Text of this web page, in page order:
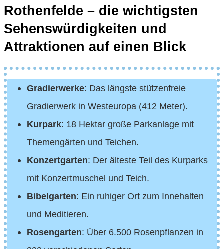
Rothenfelde – die wichtigsten
Sehenswürdigkeiten und
Attraktionen auf einen Blick
Gradierwerke: Das längste stützenfreie
Gradierwerk in Westeuropa (412 Meter).
Kurpark: 18 Hektar große Parkanlage mit
Themengärten und Teichen.
Konzertgarten: Der älteste Teil des Kurparks
mit Konzertmuschel und Teich.
Bibelgarten: Ein ruhiger Ort zum Innehalten
und Meditieren.
Rosengarten: Über 6.500 Rosenpflanzen in